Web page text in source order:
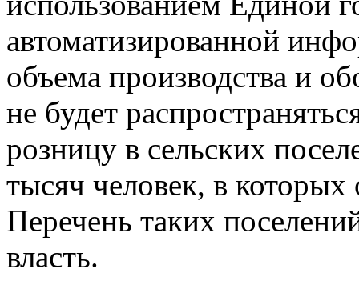
автоматизированной
объема производства и
не будет
розницу в сельских
тысяч человек, в которых
Перечень таких
власть.